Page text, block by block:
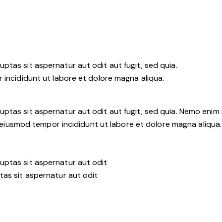
sit aspernatur aut odit aut fugit, sed quia.
ut labore et dolore magna aliqua.
sit aspernatur aut odit aut fugit, sed quia. Nemo
tempor incididunt ut labore et dolore magna
sit aspernatur aut odit
sit aspernatur aut odit